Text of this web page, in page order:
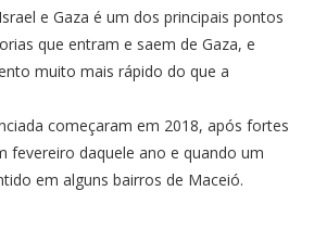
e Gaza é um dos principais pontos
que entram e saem de Gaza, e
muito mais rápido do que a
começaram em 2018, após fortes
fevereiro daquele ano e quando um
em alguns bairros de Maceió.